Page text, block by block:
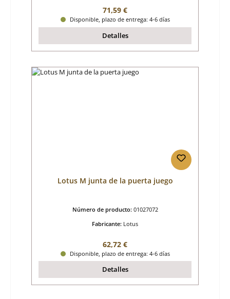
Precio normal:
71,59 €
Disponible, plazo de entrega: 4-6 días
Detalles
Lotus M junta de la puerta juego
Número de producto: 01027072
Fabricante: Lotus
Precio normal:
62,72 €
Disponible, plazo de entrega: 4-6 días
Detalles